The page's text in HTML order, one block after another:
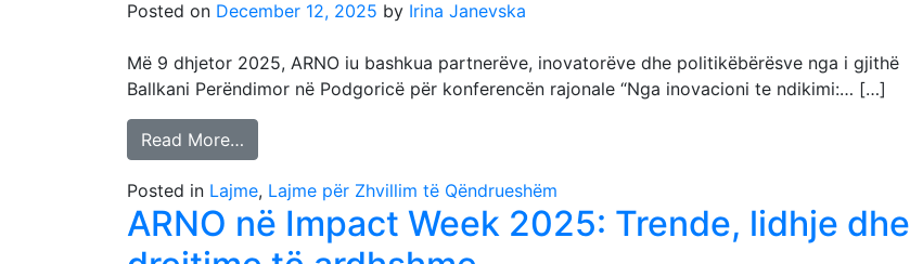
Posted on December 12, 2025 by Irina Janevska
Më 9 dhjetor 2025, ARNO iu bashkua partnerëve, inovatorëve dhe politikëbërësve nga i gjithë
Ballkani Perëndimor në Podgoricë për konferencën rajonale “Nga inovacioni te ndikimi:… […]
Read More…
Posted in Lajme, Lajme për Zhvillim të Qëndrueshëm
ARNO në Impact Week 2025: Trende, lidhje dhe